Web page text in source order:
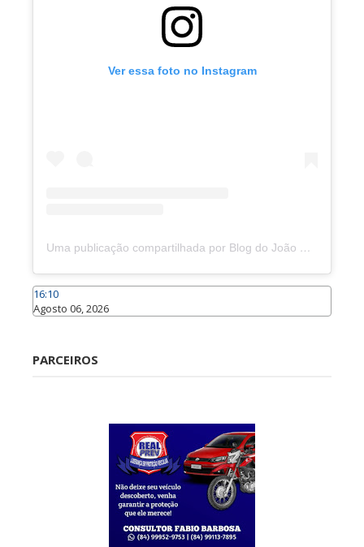
Ver essa foto no Instagram
Uma publicação compartilhada por Blog do João Marcolino (@joaomarcolinoneto)
16:10
Agosto 06, 2026
PARCEIROS